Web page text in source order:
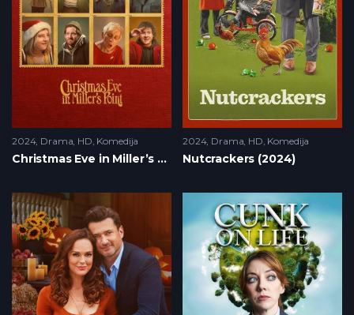
2024 Drama HD Komedija
Christmas Eve in Miller’s Point (2024)
2024 Drama HD Komedija
Nutcrackers (2024)